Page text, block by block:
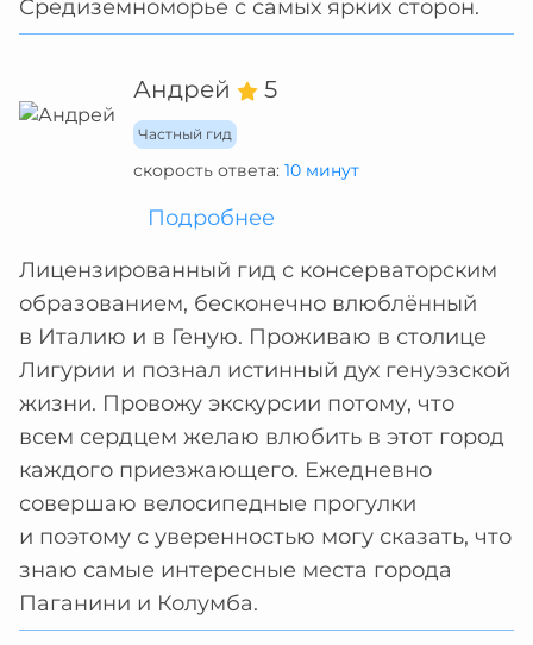
Средиземноморье с самых ярких сторон.
Андрей 5
Частный гид
скорость ответа: 10 минут
Подробнее
Лицензированный гид с консерваторским
образованием, бесконечно влюблённый
в Италию и в Геную. Проживаю в столице
Лигурии и познал истинный дух генуэзской
жизни. Провожу экскурсии потому, что
всем сердцем желаю влюбить в этот город
каждого приезжающего. Ежедневно
совершаю велосипедные прогулки
и поэтому с уверенностью могу сказать, что
знаю самые интересные места города
Паганини и Колумба.